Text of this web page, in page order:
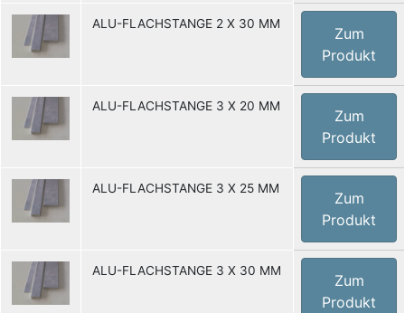
ALU-FLACHSTANGE 2 X 30 MM
Zum
Produkt
ALU-FLACHSTANGE 3 X 20 MM
Zum
Produkt
ALU-FLACHSTANGE 3 X 25 MM
Zum
Produkt
ALU-FLACHSTANGE 3 X 30 MM
Zum
Produkt